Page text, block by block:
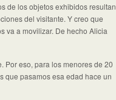
de los objetos exhibidos resultan
del visitante. Y creo que
va a movilizar. De hecho Alicia
Por eso, para los menores de 20
que pasamos esa edad hace un